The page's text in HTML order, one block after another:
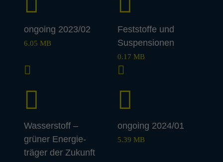
ongoing 2023/02
6.05 MB
Fest­stoffe und
Suspen­si­onen
0.17 MB
Wasser­stoff –
grüner Ener­gie­
träger der Zukunft
ongoing 2024/01
5.39 MB